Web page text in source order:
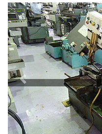
Previous